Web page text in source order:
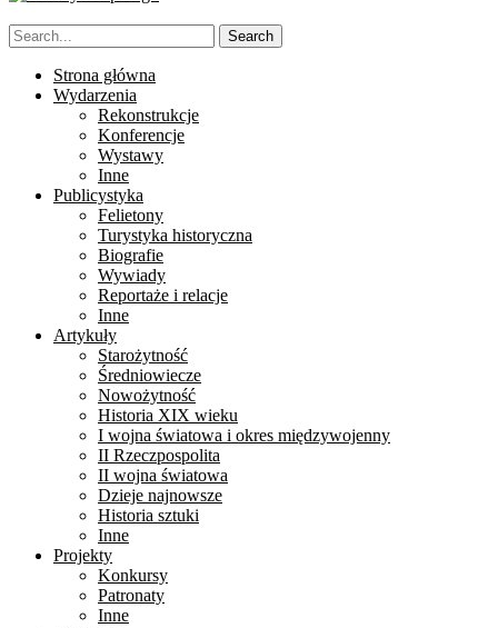
Strona główna
Wydarzenia
Rekonstrukcje
Konferencje
Wystawy
Inne
Publicystyka
Felietony
Turystyka historyczna
Biografie
Wywiady
Reportaże i relacje
Inne
Artykuły
Starożytność
Średniowiecze
Nowożytność
Historia XIX wieku
I wojna światowa i okres międzywojenny
II Rzeczpospolita
II wojna światowa
Dzieje najnowsze
Historia sztuki
Inne
Projekty
Konkursy
Patronaty
Inne